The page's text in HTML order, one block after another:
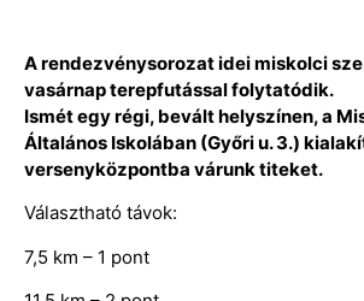
A rendezvénysorozat idei miskolci
vasárnap terepfutással folytatódik.
Ismét egy régi, bevált helyszínen, a
Általános Iskolában (Győri u. 3.)
versenyközpontba várunk titeket.
Választható távok:
7,5 km – 1 pont